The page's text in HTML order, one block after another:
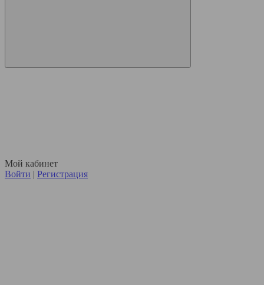
Мой кабинет
Войти | Регистрация